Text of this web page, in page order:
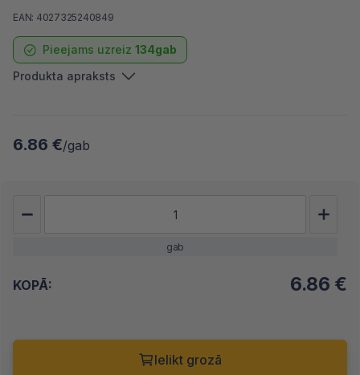
Pieejams uzreiz 134gab
EAN: 4027325240849
Produkta apraksts
6.86 €/gab
gab
KOPĀ: 6.86 €
Ielikt grozā